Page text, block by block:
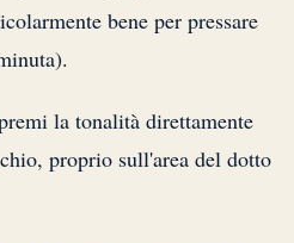
bene per pressare
la tonalità direttamente
proprio sull'area del dotto